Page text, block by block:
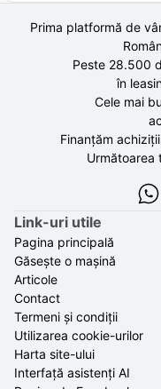
Prima platformă de
Peste 28.500
în
Cele mai
Finanțăm
Următoarea
Link-uri utile
Pagina principală
Găsește o mașină
Articole
Contact
Termeni și condiții
Utilizarea cookie-urilor
Harta site-ului
Interfață asistenți AI